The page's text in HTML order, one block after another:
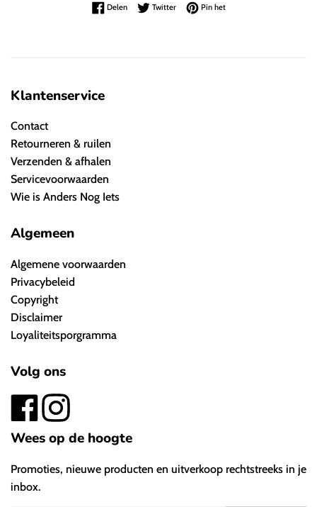
DelenDelen op Facebook
TwitterTwitteren op Twitter
Pin hetPinnen op Pinterest
Klantenservice
Contact
Retourneren & ruilen
Verzenden & afhalen
Servicevoorwaarden
Wie is Anders Nog Iets
Algemeen
Algemene voorwaarden
Privacybeleid
Copyright
Disclaimer
Loyaliteitsporgramma
Volg ons
Wees op de hoogte
Promoties, nieuwe producten en uitverkoop rechtstreeks in je
inbox.